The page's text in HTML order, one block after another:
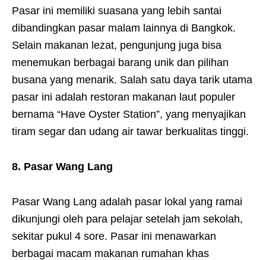
Pasar ini memiliki suasana yang lebih santai
dibandingkan pasar malam lainnya di Bangkok.
Selain makanan lezat, pengunjung juga bisa
menemukan berbagai barang unik dan pilihan
busana yang menarik. Salah satu daya tarik utama
pasar ini adalah restoran makanan laut populer
bernama “Have Oyster Station”, yang menyajikan
tiram segar dan udang air tawar berkualitas tinggi.
8. Pasar Wang Lang
Pasar Wang Lang adalah pasar lokal yang ramai
dikunjungi oleh para pelajar setelah jam sekolah,
sekitar pukul 4 sore. Pasar ini menawarkan
berbagai macam makanan rumahan khas